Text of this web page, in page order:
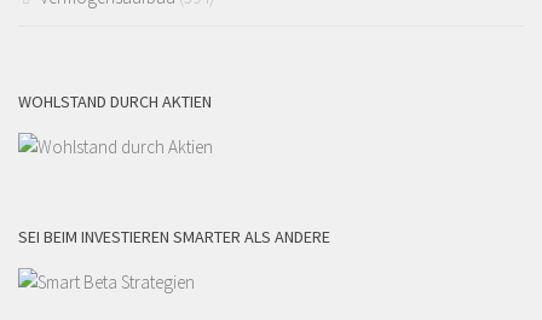
WOHLSTAND DURCH AKTIEN
SEI BEIM INVESTIEREN SMARTER ALS ANDERE